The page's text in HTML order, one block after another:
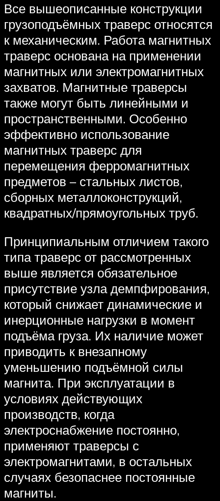
Все вышеописанные конструкции
грузоподъёмных траверс относятся
к механическим. Работа магнитных
траверс основана на применении
магнитных или электромагнитных
захватов. Магнитные траверсы
также могут быть линейными и
пространственными. Особенно
эффективно использование
магнитных траверс для
перемещения ферромагнитных
предметов – стальных листов,
сборных металлоконструкций,
квадратных/прямоугольных труб.
Принципиальным отличием такого
типа траверс от рассмотренных
выше является обязательное
присутствие узла демпфирования,
который снижает динамические и
инерционные нагрузки в момент
подъёма груза. Их наличие может
приводить к внезапному
уменьшению подъёмной силы
магнита. При эксплуатации в
условиях действующих
производств, когда
электроснабжение постоянно,
применяют траверсы с
электромагнитами, в остальных
случаях безопаснее постоянные
магниты.